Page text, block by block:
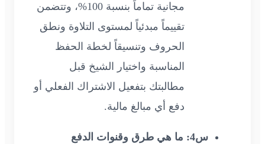
مجانية تماماً بنسبة 100%، وتتضمن
تقييماً مبدئياً لمستوى التلاوة ونطق
الحروف وتنسيقاً لخطة الحفظ
المناسبة واختيار الشيخ قبل
مطالبتك بتفعيل الاشتراك الفعلي أو
دفع أي مبالغ مالية.
س4: ما هي طرق وقنوات الدفع